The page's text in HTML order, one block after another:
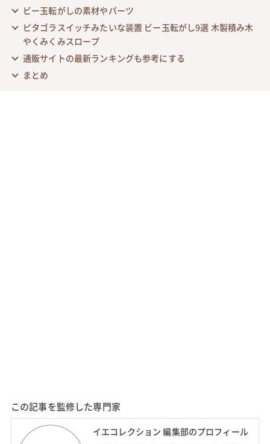
ビー玉転がしの素材やパーツ
ピタゴラスイッチみたいな装置 ビー玉転がし9選 木製積み木
やくみくみスロープ
通販サイトの最新ランキングも参考にする
まとめ
この記事を監修した専門家
イエコレクション 編集部のプロフィール